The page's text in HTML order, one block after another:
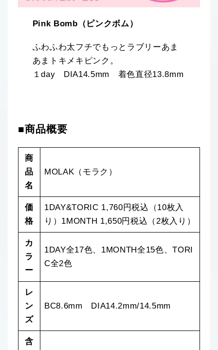
Pink Bomb（ピンクボム）
ふわふわ太フチでもっとラブリーあま
あまトキメキピンク。
１day DIA14.5mm 着色直径13.8mm
■商品概要
商
品
名
MOLAK（モラク）
価
格
1DAY&TORIC 1,760円税込（10枚入
り）1MONTH 1,650円税込（2枚入り）
カ
ラ
ー
1DAY全17色、1MONTH全15色、TORI
C全2色
レ
ン
ズ
BC8.6mm DIA14.2mm/14.5mm
含